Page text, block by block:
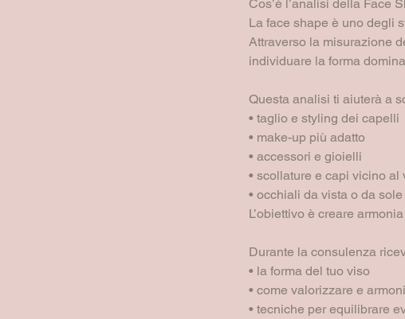
Cos’è l’analisi della Face
La face shape è uno degli
Attraverso la misurazione
individuare la forma
Questa analisi ti aiuterà a
• taglio e styling dei capelli
• make-up più adatto
• accessori e gioielli
• scollature e capi vicino al
• occhiali da vista o da sole
L’obiettivo è creare
Durante la consulenza
• la forma del tuo viso
• come valorizzare e
• tecniche per equilibrare